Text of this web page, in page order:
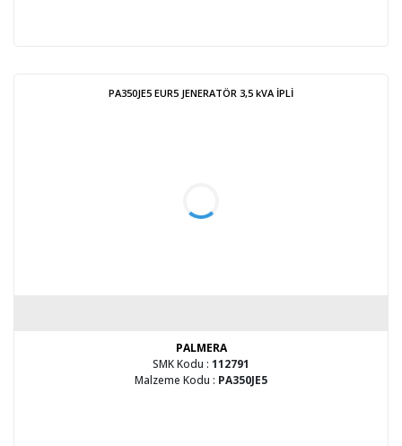
PA350JE5 EUR5 JENERATÖR 3,5 kVA İPLİ
PALMERA
SMK Kodu : 112791
Malzeme Kodu : PA350JE5